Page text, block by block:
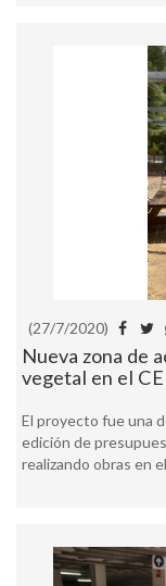
(27/7/2020)
Nueva zona de
vegetal en el
El proyecto fue una
edición de
realizando obras en